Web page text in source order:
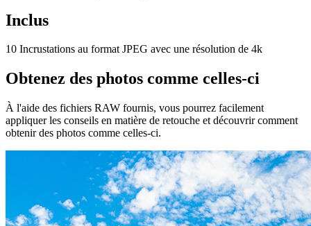
Inclus
10 Incrustations au format JPEG avec une résolution de 4k
Obtenez des photos comme celles-ci
À l'aide des fichiers RAW fournis, vous pourrez facilement
appliquer les conseils en matière de retouche et découvrir comment
obtenir des photos comme celles-ci.